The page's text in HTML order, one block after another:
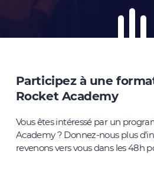
Participez à une
Rocket Academy
Vous êtes intéressé par un
Academy ? Donnez-nous plus
revenons vers vous dans les 48h